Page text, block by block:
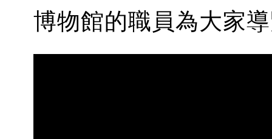
博物館的職員為大家